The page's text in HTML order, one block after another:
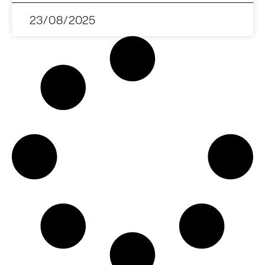
23/08/2025